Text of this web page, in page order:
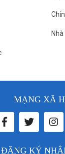
MẠNG XÃ
ĐĂNG KÝ